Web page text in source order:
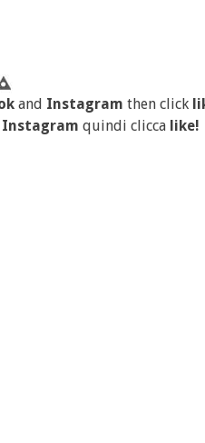
and Instagram then click
Instagram quindi clicca like!